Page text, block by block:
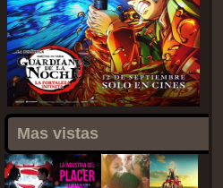
Mas vistas